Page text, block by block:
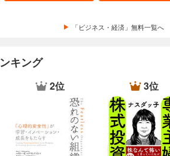
「ビジネス・経済」無料一覧へ
キング
2位 3位